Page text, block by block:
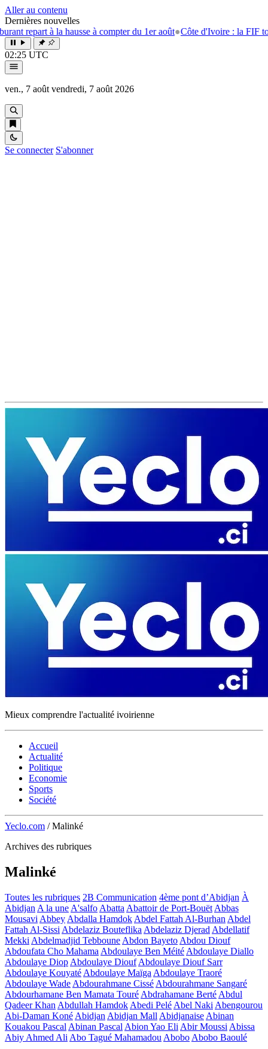
Aller au contenu
Dernières nouvelles
à la hausse à compter du 1er août●Côte d'Ivoire : la FIF tourne la
02:25 UTC
ven., 7 août vendredi, 7 août 2026
Se connecter S'abonner
Mieux comprendre l'actualité ivoirienne
Accueil
Actualité
Politique
Economie
Sports
Société
Yeclo.com / Malinké
Archives des rubriques
Malinké
Toutes les rubriques 2B Communication 4ème pont d’Abidjan À
Abidjan A la une A'salfo Abatta Abattoir de Port-Bouët Abbas
Mousavi Abbey Abdalla Hamdok Abdel Fattah Al-Burhan Abdel
Fattah Al-Sissi Abdelaziz Bouteflika Abdelaziz Djerad Abdellatif
Mekki Abdelmadjid Tebboune Abdon Bayeto Abdou Diouf
Abdoufata Cho Mahama Abdoulaye Ben Méité Abdoulaye Diallo
Abdoulaye Diop Abdoulaye Diouf Abdoulaye Diouf Sarr
Abdoulaye Kouyaté Abdoulaye Maïga Abdoulaye Traoré
Abdoulaye Wade Abdourahmane Cissé Abdourahmane Sangaré
Abdourhamane Ben Mamata Touré Abdrahamane Berté Abdul
Qadeer Khan Abdullah Hamdok Abedi Pelé Abel Naki Abengourou
Abi-Daman Koné Abidjan Abidjan Mall Abidjanaise Abinan
Kouakou Pascal Abinan Pascal Abion Yao Eli Abir Moussi Abissa
Abiy Ahmed Ali Abo Tagué Mahamadou Abobo Abobo Baoulé